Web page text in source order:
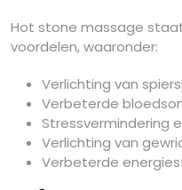
Hot stone massage
voordelen, waaronder:
Verlichting van
Verbeterde
Stressvermindering
Verlichting van
Verbeterde